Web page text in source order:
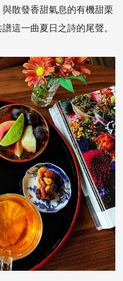
散發香甜氣息的有機甜栗
這一曲夏日之詩的尾聲。